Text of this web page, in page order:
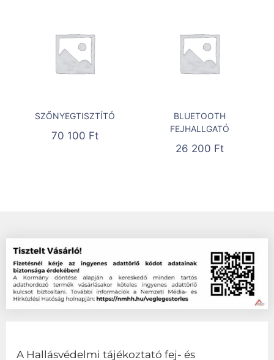
SZŐNYEGTISZTÍTÓ
70 100 Ft
BLUETOOTH
FEJHALLGATÓ
26 200 Ft
A Hallásvédelmi tájékoztató fej- és